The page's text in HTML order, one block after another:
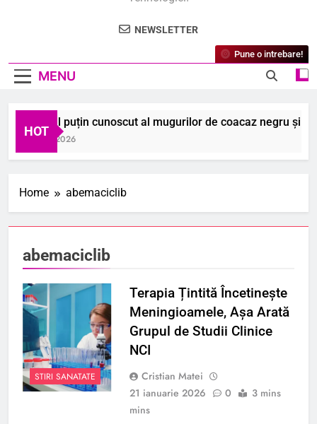
NEWSLETTER
MENU
Pune o intrebare!
HOT
Secretul puțin cunoscut al mugurilor de coacaz negru și
6 August 2026
Home abemaciclib
abemaciclib
STIRI SANATATE
Terapia Țintită Încetinește
Meningioamele, Așa Arată
Grupul de Studii Clinice
NCI
Cristian Matei
21 ianuarie 2026
0
3 mins
mins